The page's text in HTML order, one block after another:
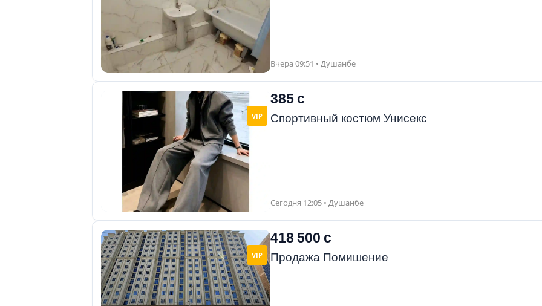
Вчера 09:51 • Душанбе
VIP
385 с
Спортивный костюм Унисекс
Сегодня 12:05 • Душанбе
VIP
418 500 с
Продажа Помишение